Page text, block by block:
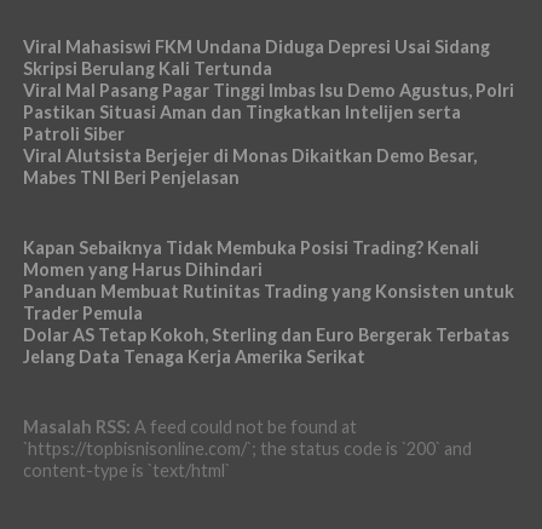
Viral Mahasiswi FKM Undana Diduga Depresi Usai Sidang
Skripsi Berulang Kali Tertunda
Viral Mal Pasang Pagar Tinggi Imbas Isu Demo Agustus, Polri
Pastikan Situasi Aman dan Tingkatkan Intelijen serta
Patroli Siber
Viral Alutsista Berjejer di Monas Dikaitkan Demo Besar,
Mabes TNI Beri Penjelasan
Kapan Sebaiknya Tidak Membuka Posisi Trading? Kenali
Momen yang Harus Dihindari
Panduan Membuat Rutinitas Trading yang Konsisten untuk
Trader Pemula
Dolar AS Tetap Kokoh, Sterling dan Euro Bergerak Terbatas
Jelang Data Tenaga Kerja Amerika Serikat
Masalah RSS: A feed could not be found at
`https://topbisnisonline.com/`; the status code is `200` and
content-type is `text/html`